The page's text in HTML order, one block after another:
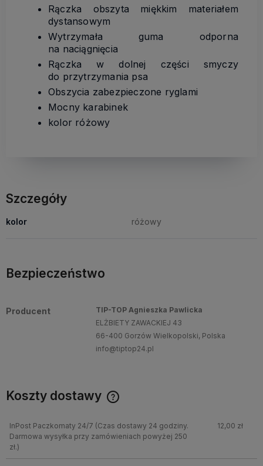
Rączka obszyta miękkim materiałem
dystansowym
Wytrzymała guma odporna
na naciągnięcia
Rączka w dolnej części smyczy
do przytrzymania psa
Obszycia zabezpieczone ryglami
Mocny karabinek
kolor różowy
Szczegóły
kolor różowy
Bezpieczeństwo
Producent
TIP-TOP Agnieszka Pawlicka
ELŻBIETY ZAWACKIEJ 43
66-400 Gorzów Wielkopolski, Polska
info@tiptop24.pl
Koszty dostawy
InPost Paczkomaty 24/7 (Czas dostawy 24 godziny.
Darmowa wysyłka przy zamówieniach powyżej 250
zł.)
12,00 zł